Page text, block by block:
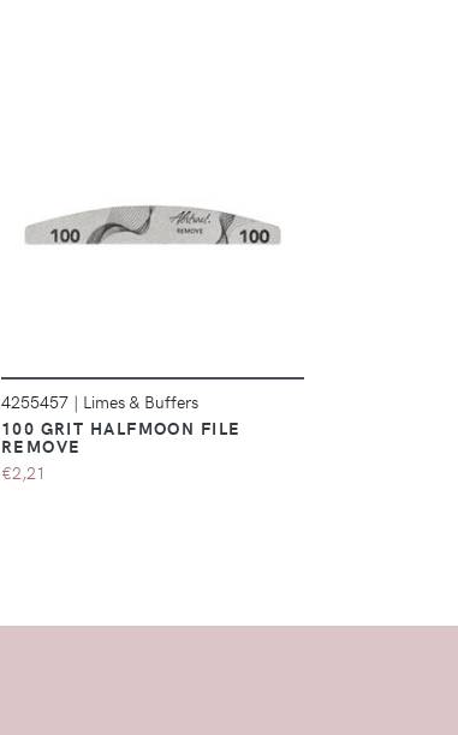
DÉTAILS
4255457 | Limes & Buffers
100 GRIT HALFMOON FILE
REMOVE
€2,21